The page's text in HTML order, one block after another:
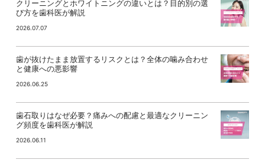
クリーニングとホワイトニングの違いとは？目的別の選
び方を歯科医が解説
2026.07.07
歯が抜けたまま放置するリスクとは？全体の噛み合わせ
と健康への悪影響
2026.06.25
歯石取りはなぜ必要？痛みへの配慮と最適なクリーニン
グ頻度を歯科医が解説
2026.06.11